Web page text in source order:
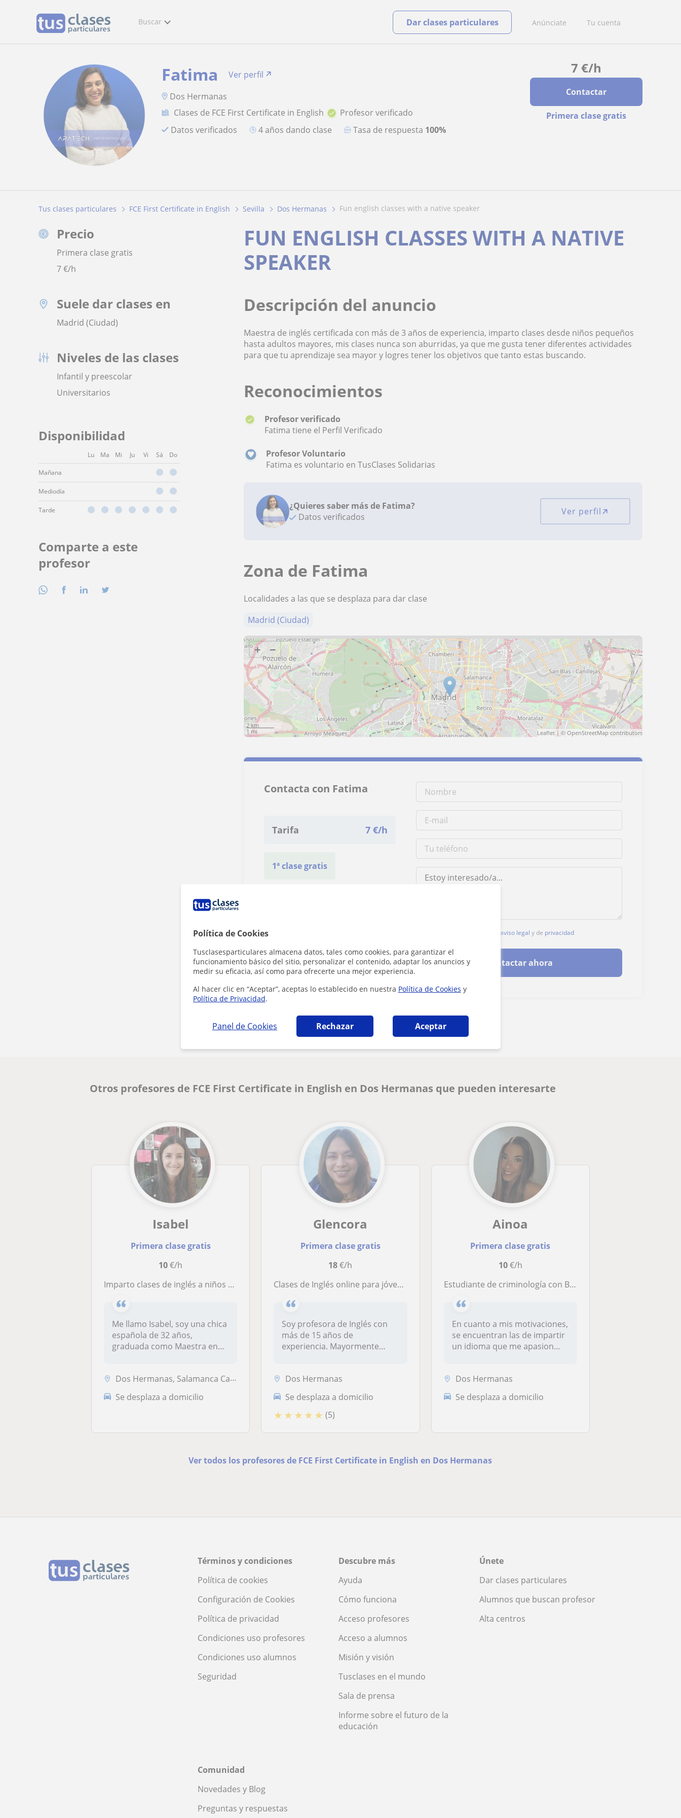
Política de Cookies
Tusclasesparticulares almacena datos, tales como cookies, para garantizar el
funcionamiento básico del sitio, personalizar el contenido, adaptar los anuncios y
medir su eficacia, así como para ofrecerte una mejor experiencia.
Al hacer clic en “Aceptar”, aceptas lo establecido en nuestra Política de Cookies y
Política de Privacidad.
Panel de Cookies Rechazar Aceptar
Buscar Anúnciate Tu cuenta
Dar clases particulares
7 €/h
Contactar
Primera clase gratis
Fatima
Ver perfil
Dos Hermanas
Clases de FCE First Certificate in English
Profesor verificado
Datos verificados
4 años dando clase Tasa de respuesta 100%
Tus clases particulares FCE First Certificate in English Sevilla Dos Hermanas fun english classes with a native speaker
Precio
Primera clase gratis
7€/h
Suele dar clases en
Madrid (Ciudad)
Niveles de las clases
Infantil y preescolar
Universitarios
Disponibilidad
Lu Ma Mi Ju Vi Sá Do
Mañana
Mediodía
Tarde
Comparte a este
profesor
FUN ENGLISH CLASSES WITH A NATIVE
SPEAKER
Descripción del anuncio
Maestra de inglés certificada con más de 3 años de experiencia, imparto clases desde niños pequeños
hasta adultos mayores, mis clases nunca son aburridas, ya que me gusta tener diferentes actividades
para que tu aprendizaje sea mayor y logres tener los objetivos que tanto estas buscando.
Reconocimientos
Profesor verificado
Fatima tiene el Perfil Verificado
Profesor Voluntario
Fatima es voluntario en TusClases Solidarias
¿Quieres saber más de Fatima?
Datos verificados
Ver perfil
Zona de Fatima
Localidades a las que se desplaza para dar clase
Madrid (Ciudad)
+ −
2 km
1 mi
Leaflet| © OpenStreetMap contributors
Contacta con Fatima
Tarifa 7 €/h
1ª clase gratis
aviso legal y de privacidad
Contactar ahora
¿Hay algún error en este perfil? Cuéntanos
Otros profesores de FCE First Certificate in English en Dos Hermanas que pueden interesarte
Isabel
Primera clase gratis
10€/h
Imparto clases de inglés a niños y adultos
Me llamo Isabel, soy una chica
española de 32 años,
graduada como Maestra en
Dos Hermanas, Salamanca Capital, Carbajosa de la Sagrada, Cabrerizos, Santa Marta de Tormes, Villamayor, Villares de la Reina
Se desplaza a domicilio
Glencora
Primera clase gratis
18€/h
Clases de Inglés online para jóvenes y adultos
Soy profesora de Inglés con
más de 15 años de
experiencia. Mayormente
Dos Hermanas
Se desplaza a domicilio
★ ★ ★ ★ ★ (5)
Ainoa
Primera clase gratis
10€/h
Estudiante de criminología con B2 imparte clases a niños de hasta cuarto de la ESO
En cuanto a mis motivaciones,
se encuentran las de impartir
un idioma que me apasion...
Dos Hermanas
Se desplaza a domicilio
Ver todos los profesores de FCE First Certificate in English en Dos Hermanas
Términos y condiciones
Política de cookies
Configuración de Cookies
Política de privacidad
Condiciones uso profesores
Condiciones uso alumnos
Seguridad
Descubre más
Ayuda
Cómo funciona
Acceso profesores
Acceso a alumnos
Misión y visión
Tusclases en el mundo
Sala de prensa
Informe sobre el futuro de la
educación
Únete
Dar clases particulares
Alumnos que buscan profesor
Alta centros
Comunidad
Novedades y Blog
Preguntas y respuestas